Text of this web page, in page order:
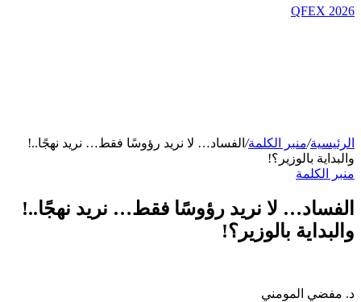
QFEX 2026
الرئيسية/منبر الكلمة/ الفساد… لا نريد رؤوسًا فقط… نريد نهجًا..!
والبداية بالوزير؟!
منبر الكلمة
الفساد… لا نريد رؤوسًا فقط… نريد نهجًا..!
والبداية بالوزير؟!
د. مفضي المومني